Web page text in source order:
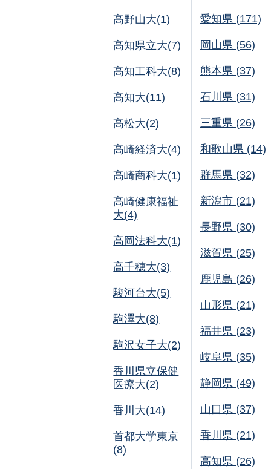
高野山大(1)
高知県立大(7)
高知工科大(8)
高知大(11)
高松大(2)
高崎経済大(4)
高崎商科大(1)
高崎健康福祉
大(4)
高岡法科大(1)
高千穂大(3)
駿河台大(5)
駒澤大(8)
駒沢女子大(2)
香川県立保健
医療大(2)
香川大(14)
首都大学東京
(8)
愛知県 (171)
岡山県 (56)
熊本県 (37)
石川県 (31)
三重県 (26)
和歌山県 (14)
群馬県 (32)
新潟市 (21)
長野県 (30)
滋賀県 (25)
鹿児島 (26)
山形県 (21)
福井県 (23)
岐阜県 (35)
静岡県 (49)
山口県 (37)
香川県 (21)
高知県 (26)